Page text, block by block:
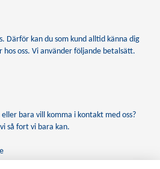
Därför kan du som kund alltid känna dig
oss. Vi använder följande betalsätt.
bara vill komma i kontakt med oss?
så fort vi bara kan.